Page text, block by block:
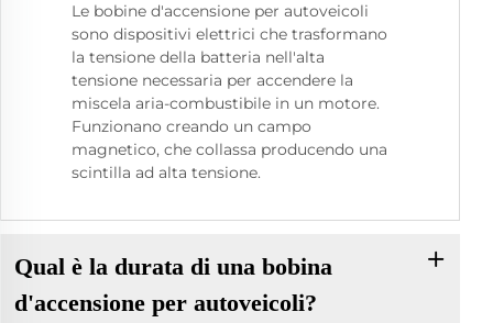
Le bobine d'accensione per autoveicoli
sono dispositivi elettrici che trasformano
la tensione della batteria nell'alta
tensione necessaria per accendere la
miscela aria-combustibile in un motore.
Funzionano creando un campo
magnetico, che collassa producendo una
scintilla ad alta tensione.
Qual è la durata di una bobina
d'accensione per autoveicoli?